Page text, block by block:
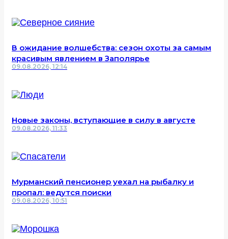
В ожидание волшебства: сезон охоты за самым
красивым явлением в Заполярье
09.08.2026, 12:14
Новые законы, вступающие в силу в августе
09.08.2026, 11:33
Мурманский пенсионер уехал на рыбалку и
пропал: ведутся поиски
09.08.2026, 10:51